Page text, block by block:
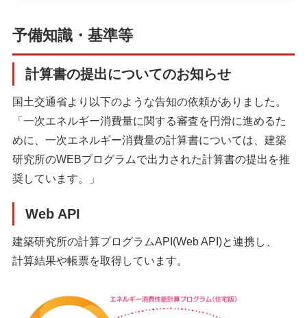
予備知識・基準等
計算書の提出についてのお知らせ
国土交通省より以下のような告知の依頼がありました。
「一次エネルギー消費量に関する審査を円滑に進めるた
めに、一次エネルギー消費量の計算書については、建築
研究所のWEBプログラムで出力された計算書の提出を推
奨しています。」
Web API
建築研究所の計算プログラムAPI(Web API)と連携し、
計算結果や帳票を取得しています。